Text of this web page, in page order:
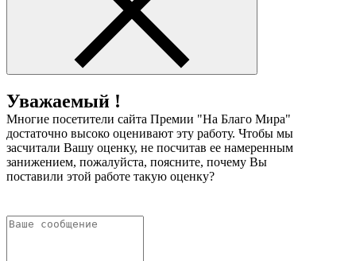
Уважаемый !
Многие посетители сайта Премии "На Благо Мира"
достаточно высоко оценивают эту работу. Чтобы мы
засчитали Вашу оценку, не посчитав ее намеренным
занижением, пожалуйста, поясните, почему Вы
поставили этой работе такую оценку?